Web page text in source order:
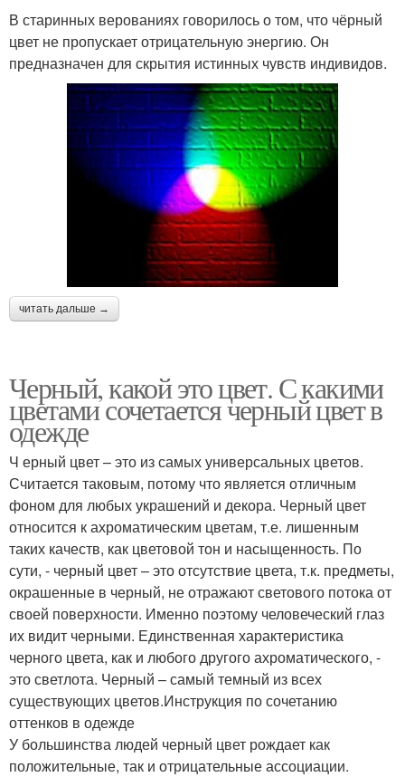
В старинных верованиях говорилось о том, что чёрный
цвет не пропускает отрицательную энергию. Он
предназначен для скрытия истинных чувств индивидов.
читать дальше →
Черный, какой это цвет. С какими
цветами сочетается черный цвет в
одежде
Ч ерный цвет – это из самых универсальных цветов.
Считается таковым, потому что является отличным
фоном для любых украшений и декора. Черный цвет
относится к ахроматическим цветам, т.е. лишенным
таких качеств, как цветовой тон и насыщенность. По
сути, - черный цвет – это отсутствие цвета, т.к. предметы,
окрашенные в черный, не отражают светового потока от
своей поверхности. Именно поэтому человеческий глаз
их видит черными. Единственная характеристика
черного цвета, как и любого другого ахроматического, -
это светлота. Черный – самый темный из всех
существующих цветов.Инструкция по сочетанию
оттенков в одежде
У большинства людей черный цвет рождает как
положительные, так и отрицательные ассоциации.